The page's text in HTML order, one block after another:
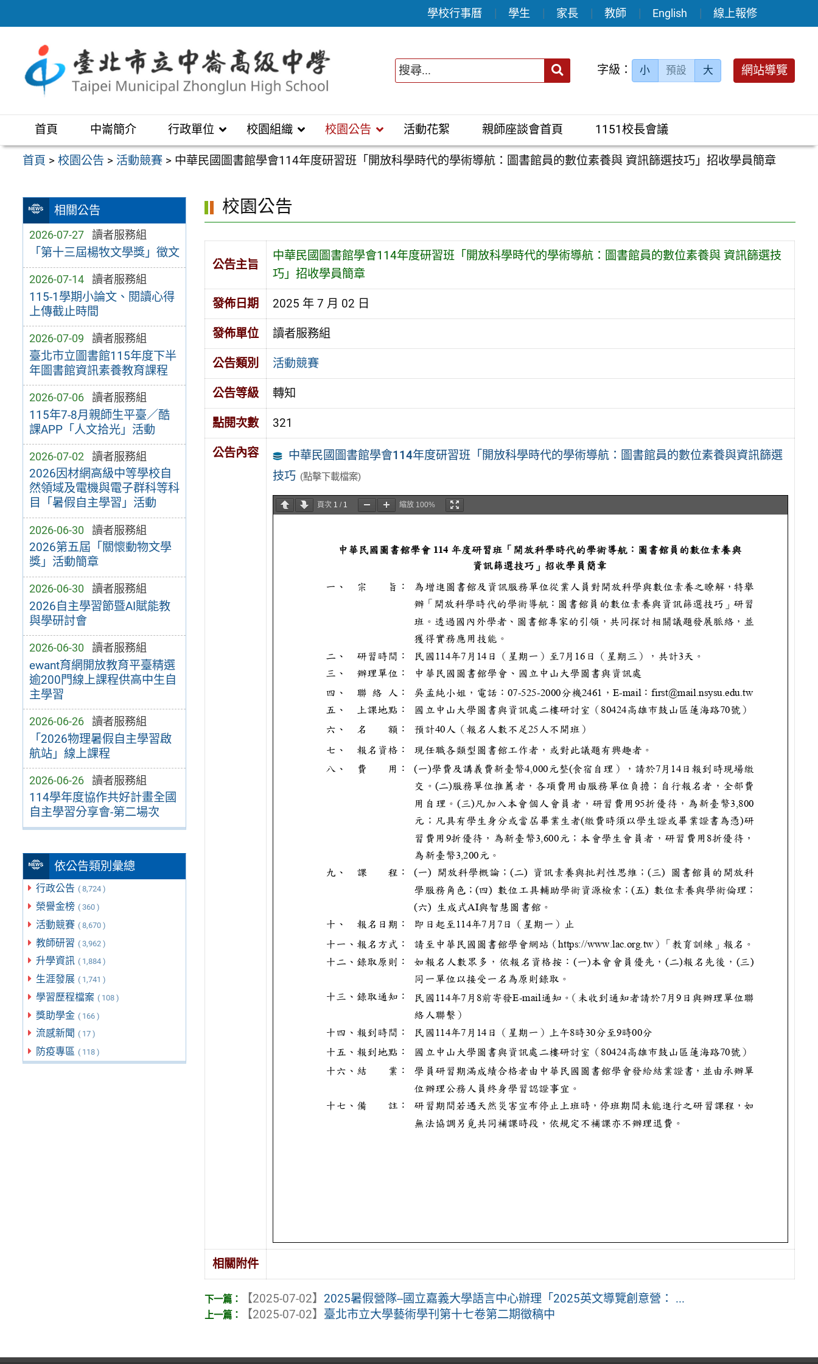
至
區
學校行事曆 學生 家長 教師 English 線上報修
送出 字級： 小 預設 大 網站導覽
首頁 中崙簡介 行政單位 校園組織 校園公告 活動花絮 親師座談會首頁 1151校長會議
首頁 >校園公告 > 活動競賽 > 中華民國圖書館學會114年度研習班「開放科學時代的學術導航：圖書館員的數位素養與 資訊篩選技巧」招收學員簡章
相關公告
2026-07-27 讀者服務組
「第十三屆楊牧文學獎」徵文
2026-07-14 讀者服務組
115-1學期小論文、閱讀心得
上傳截止時間
2026-07-09 讀者服務組
臺北市立圖書館115年度下半
年圖書館資訊素養教育課程
2026-07-06 讀者服務組
115年7-8月親師生平臺／酷
課APP「人文拾光」活動
2026-07-02 讀者服務組
2026因材網高級中等學校自
然領域及電機與電子群科等科
目「暑假自主學習」活動
2026-06-30 讀者服務組
2026第五屆「關懷動物文學
獎」活動簡章
2026-06-30 讀者服務組
2026自主學習節暨AI賦能教
與學研討會
2026-06-30 讀者服務組
ewant育網開放教育平臺精選
逾200門線上課程供高中生自
主學習
2026-06-26 讀者服務組
「2026物理暑假自主學習啟
航站」線上課程
2026-06-26 讀者服務組
114學年度協作共好計畫全國
自主學習分享會-第二場次
依公告類別彙總
行政公告 ( 8,724 )
榮譽金榜 ( 360 )
活動競賽 ( 8,670 )
教師研習 ( 3,962 )
升學資訊 ( 1,884 )
生涯發展 ( 1,741 )
學習歷程檔案 ( 108 )
獎助學金 ( 166 )
流感新聞 ( 17 )
防疫專區 ( 118 )
校園公告
公告主旨
中華民國圖書館學會114年度研習班「開放科學時代的學術導航：圖書館員的數位素養與 資訊篩選技
巧」招收學員簡章
發佈日期 2025 年 7 月 02 日
發佈單位 讀者服務組
公告類別 活動競賽
公告等級 轉知
點閱次數 321
公告內容
中華民國圖書館學會114年度研習班「開放科學時代的學術導航：圖書館員的數位素養與資訊篩選
技巧 (點擊下載檔案)
頁次 1 / 1 縮放 100%
相關附件
【2025-07-02】 2025暑假營隊--國立嘉義大學語言中心辦理「2025英文導覽創意營： ...
【2025-07-02】 臺北市立大學藝術學刊第十七卷第二期徵稿中